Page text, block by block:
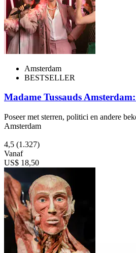
Amsterdam
BESTSELLER
Madame Tussauds
Poseer met sterren, politici en andere
Amsterdam
4,5 (1.327)
Vanaf
US$ 18,50